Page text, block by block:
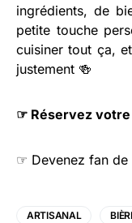
ingrédients, de
petite touche
cuisiner tout ça,
justement 🍻
☞ Réservez votre
☞ Devenez fan de
ARTISANAL